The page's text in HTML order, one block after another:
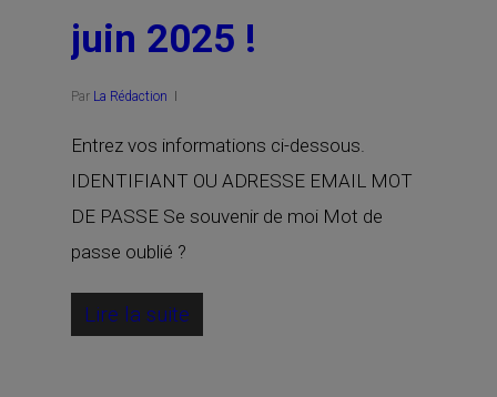
juin 2025 !
Par La Rédaction
Entrez vos informations ci-dessous.
IDENTIFIANT OU ADRESSE EMAIL MOT
DE PASSE Se souvenir de moi Mot de
passe oublié ?
Lire la suite